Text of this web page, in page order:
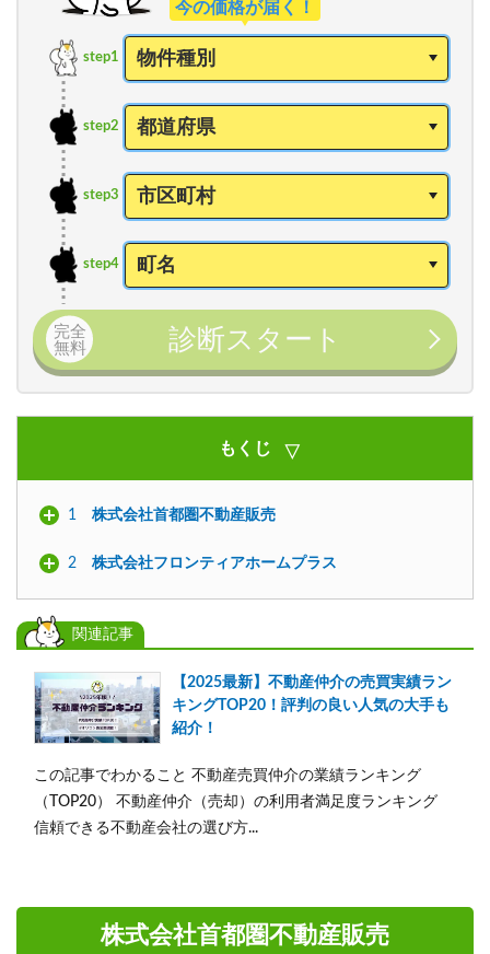
今の価格が届く！
step1
step2
step3
step4
完全
無料
診断スタート
もくじ
1 株式会社首都圏不動産販売
2 株式会社フロンティアホームプラス
関連記事
【2025最新】不動産仲介の売買実績ラン
キングTOP20！評判の良い人気の大手も
紹介！
この記事でわかること 不動産売買仲介の業績ランキング
（TOP20） 不動産仲介（売却）の利用者満足度ランキング
信頼できる不動産会社の選び方...
株式会社首都圏不動産販売